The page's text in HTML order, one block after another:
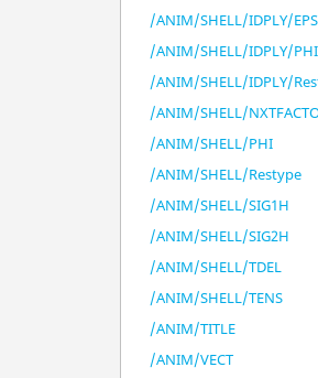
/ANIM/SHELL/IDPLY/
/ANIM/SHELL/IDPLY/PHI
/ANIM/SHELL/IDPLY/
/ANIM/SHELL/
/ANIM/SHELL/PHI
/ANIM/SHELL/Restype
/ANIM/SHELL/SIG1H
/ANIM/SHELL/SIG2H
/ANIM/SHELL/TDEL
/ANIM/SHELL/TENS
/ANIM/TITLE
/ANIM/VECT